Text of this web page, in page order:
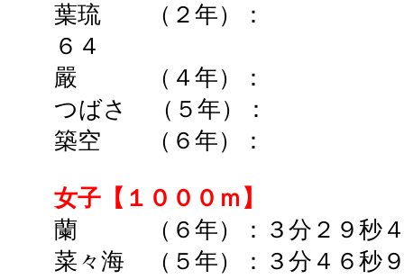
葉琉 （２年）： ➡
６４
嚴 （４年）：
つばさ （５年）：
築空 （６年）：
女子【１０００ｍ】
蘭 （６年）：３分２９
菜々海 （５年）：
３分４６秒